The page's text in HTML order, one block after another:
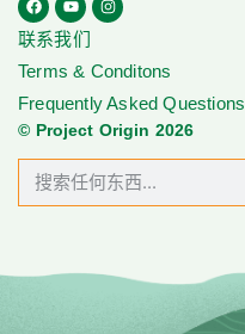
联系我们
Terms & Conditons
Frequently Asked Questions
© Project Origin 2026